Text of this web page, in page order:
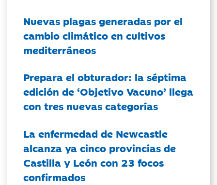
Nuevas plagas generadas por el
cambio climático en cultivos
mediterráneos
Prepara el obturador: la séptima
edición de ‘Objetivo Vacuno’ llega
con tres nuevas categorías
La enfermedad de Newcastle
alcanza ya cinco provincias de
Castilla y León con 23 focos
confirmados